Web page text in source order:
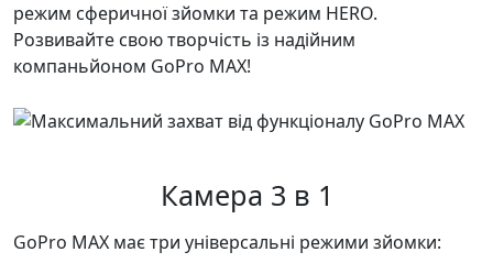
режим сферичної зйомки та режим HERO.
Розвивайте свою творчість із надійним
компаньйоном GoPro MAX!
Камера 3 в 1
GoPro MAX має три універсальні режими зйомки: